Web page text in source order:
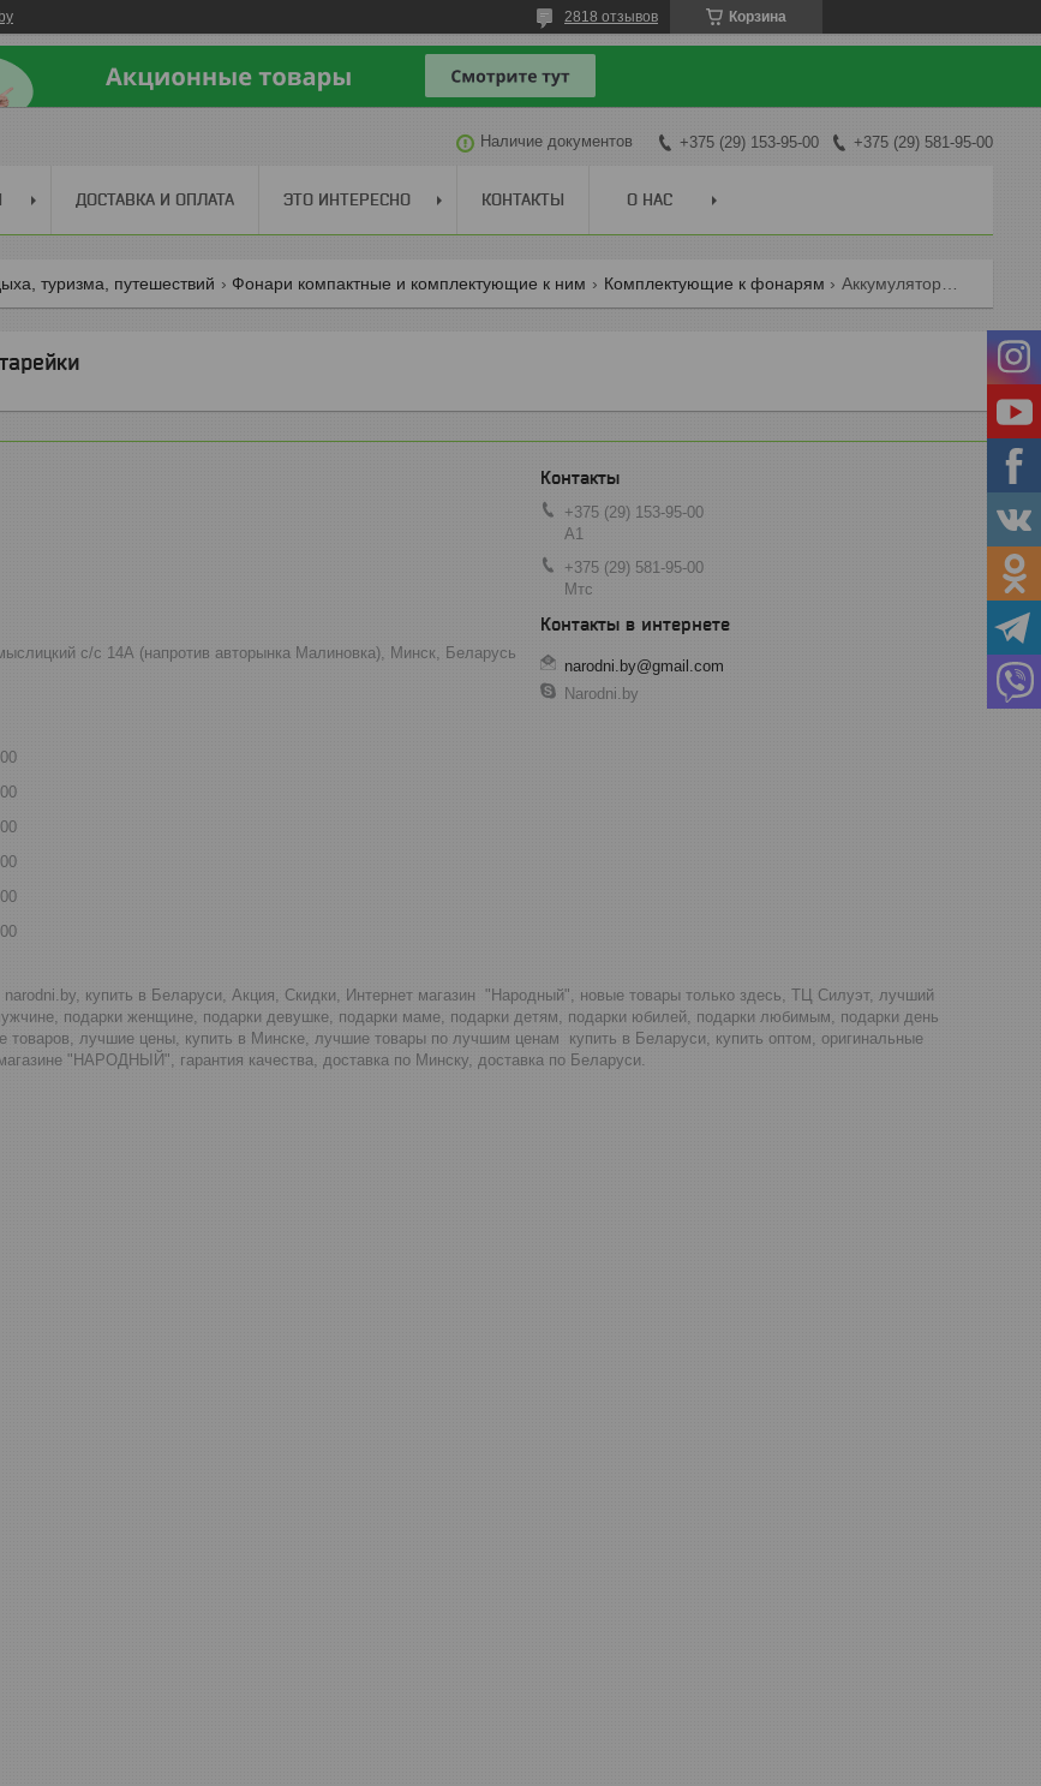
Корзина
2818 отзывов
Наличие документов +375 (29) 153-95-00 +375 (29) 581-95-00
ДОСТАВКА И ОПЛАТА ЭТО ИНТЕРЕСНО КОНТАКТЫ О НАС
туризма, путешествий Фонари компактные и комплектующие к ним Комплектующие к фонарям
с/с 14А (напротив авторынка Малиновка), Минск, Беларусь
+375 (29) 153-95-00
А1
+375 (29) 581-95-00
Мтс
narodni.by@gmail.com
Narodni.by
купить в Беларуси, Акция, Скидки, Интернет магазин "Народный", новые товары только здесь, ТЦ Силуэт, лучший
подарки женщине, подарки девушке, подарки маме, подарки детям, подарки юбилей, подарки любимым, подарки день
товаров, лучшие цены, купить в Минске, лучшие товары по лучшим ценам купить в Беларуси, купить оптом, оригинальные
"НАРОДНЫЙ", гарантия качества, доставка по Минску, доставка по Беларуси.